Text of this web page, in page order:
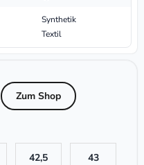
Synthetik
Textil
Zum Shop
42,5 43